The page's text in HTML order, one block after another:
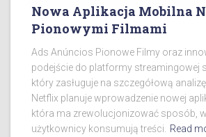
Nowa Aplikacja Mobilna
Pionowymi Filmami
Ads Anúncios Pionowe Filmy oraz
podejście do platformy streamingowej
który zasługuje na szczegółową
Netflix planuje wprowadzenie nowej
która ma zrewolucjonizować sposób,
użytkownicy konsumują treści.
Read